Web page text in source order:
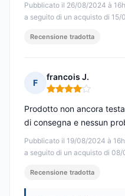
Pubblicato il 26/08/2024 à
a seguito di un acquisto di 15/
Recensione tradotta
F
francois J.
Nota: 4 su 5
Pubblicato il 19/08/2024 à
a seguito di un acquisto di
Prodotto non ancora
di consegna e nessun
Recensione tradotta